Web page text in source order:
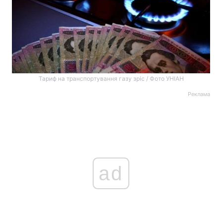
Тариф на транспортування газу зріс / Фото УНІАН
Реклама
ad